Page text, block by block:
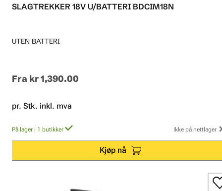
SLAGTREKKER 18V U/BATTERI BDCIM18N
UTEN BATTERI
Fra kr 1,390.00
pr. Stk. inkl. mva
På lager i 1 butikker Ikke på nettlager
Kjøp nå